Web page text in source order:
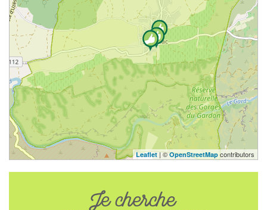
Leaflet| ©OpenStreetMap contributors
Je cherche